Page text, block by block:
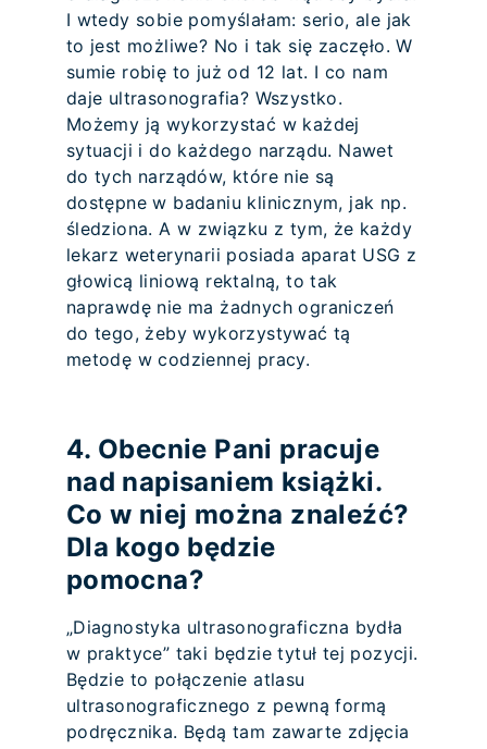
I wtedy sobie pomyślałam: serio, ale jak
to jest możliwe? No i tak się zaczęło. W
sumie robię to już od 12 lat. I co nam
daje ultrasonografia? Wszystko.
Możemy ją wykorzystać w każdej
sytuacji i do każdego narządu. Nawet
do tych narządów, które nie są
dostępne w badaniu klinicznym, jak np.
śledziona. A w związku z tym, że każdy
lekarz weterynarii posiada aparat USG z
głowicą liniową rektalną, to tak
naprawdę nie ma żadnych ograniczeń
do tego, żeby wykorzystywać tą
metodę w codziennej pracy.
4. Obecnie Pani pracuje
nad napisaniem książki.
Co w niej można znaleźć?
Dla kogo będzie
pomocna?
„Diagnostyka ultrasonograficzna bydła
w praktyce” taki będzie tytuł tej pozycji.
Będzie to połączenie atlasu
ultrasonograficznego z pewną formą
podręcznika. Będą tam zawarte zdjęcia